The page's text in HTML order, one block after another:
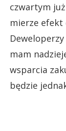
czwartym
mierze efekt
mam
wsparcia
będzie